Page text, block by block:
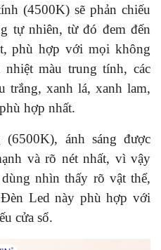
(4500K) sẽ phản chiếu
tự nhiên, từ đó đem đến
phù hợp với mọi không
màu trung tính, các
trắng, xanh lá, xanh lam,
hợp nhất.
ánh sáng được
và rõ nét nhất, vì vậy
nhìn thấy rõ vật thể,
Led này phù hợp với
cửa sổ.